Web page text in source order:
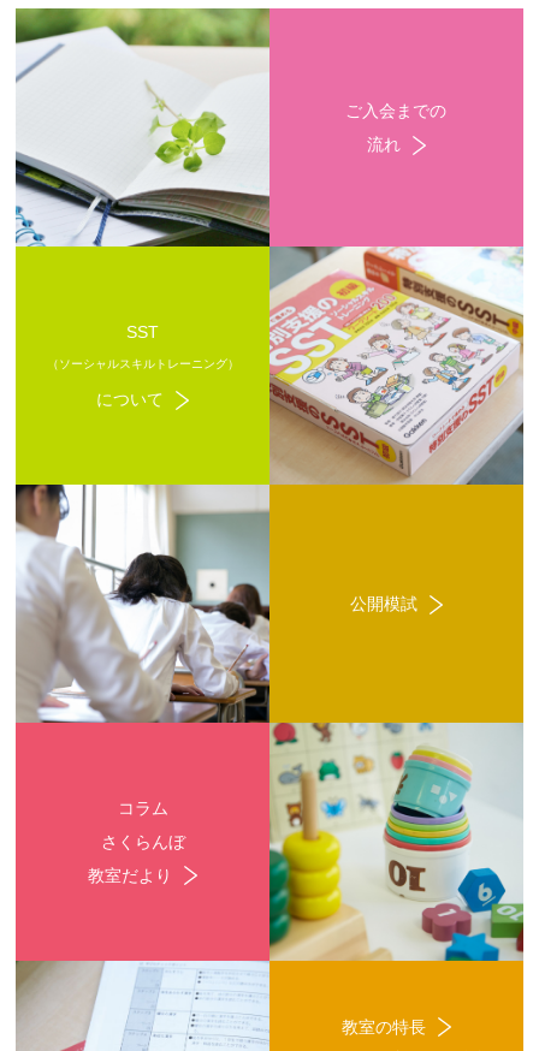
ご入会までの
流れ
SST
（ソーシャルスキルトレーニング）
について
公開模試
コラム
さくらんぼ
教室だより
教室の特長